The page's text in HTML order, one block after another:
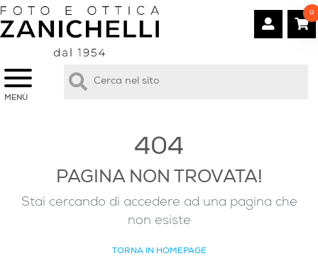
MENÙ
0
404
PAGINA NON TROVATA!
Stai cercando di accedere ad una pagina che
non esiste
TORNA IN HOMEPAGE